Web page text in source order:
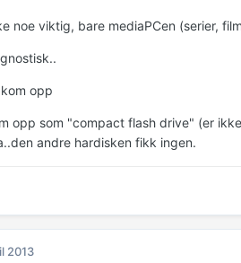
noe viktig, bare mediaPCen (serier,
opp
opp som "compact flash drive" (er
andre hardisken fikk ingen.
2013